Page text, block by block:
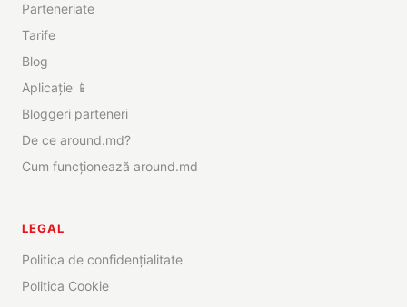
Parteneriate
Tarife
Blog
Aplicație 📱
Bloggeri parteneri
De ce around.md?
Cum funcționează around.md
LEGAL
Politica de confidențialitate
Politica Cookie